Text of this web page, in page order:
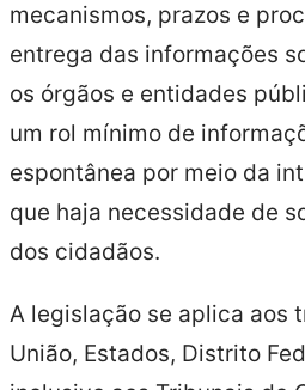
mecanismos, prazos e
entrega das informações
os órgãos e entidades
um rol mínimo de
espontânea por meio da
que haja necessidade de
dos cidadãos.
A legislação se aplica aos
União, Estados, Distrito